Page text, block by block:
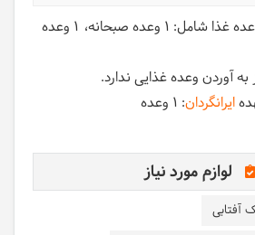
1 وعده صبحانه
1 وعده
آوردن وعده غذایی ندارد.
ایرانگردان: 1 وعده
لوازم مورد نیاز
آفتابی